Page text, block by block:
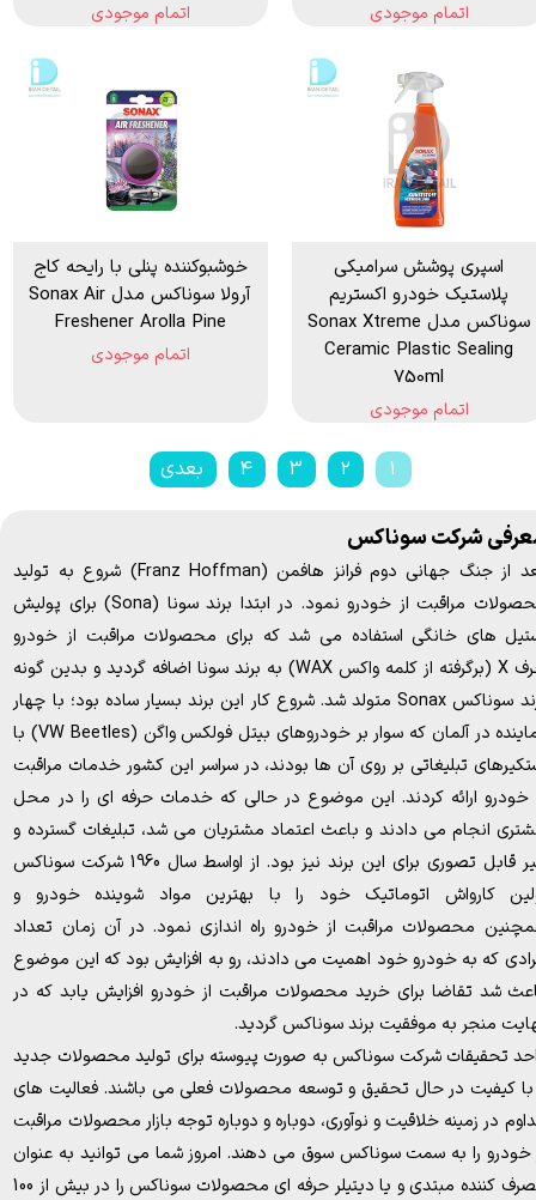
اتمام موجودی اتمام موجودی
اسپری پوشش سرامیکی
پلاستیک خودرو اکستریم
سوناکس مدل Sonax Xtreme
Ceramic Plastic Sealing
750ml
اتمام موجودی
خوشبوكننده پنلی با رایحه کاج
آرولا سوناكس مدل Sonax Air
Freshener Arolla Pine
اتمام موجودی
۱ ۲ ۳ ۴ بعدی
شرکت سوناکس
بعد از جنگ جهانی دوم فرانز هافمن (Franz Hoffman) شروع به تولید
محصولات مراقبت از خودرو نمود. در ابتدا برند سونا (Sona) برای پولیش
های خانگی استفاده می شد که برای محصولات مراقبت از خودرو
حرف X (برگرفته از کلمه واکس WAX) به برند سونا اضافه گردید و بدین گونه
برند سوناکس Sonax متولد شد. شروع کار این برند بسیار ساده بود؛ با چهار
نماینده در آلمان که سوار بر خودروهای بیتل فولکس واگن (VW Beetles) با
تبلیغاتی بر روی آن ها بودند، در سراسر این کشور خدمات مراقبت
خودرو ارائه کردند. این موضوع در حالی که خدمات حرفه ای را در محل
انجام می دادند و باعث اعتماد مشتریان می شد، تبلیغات گسترده و
غیر قابل تصوری برای این برند نیز بود. از اواسط سال 1960 شرکت سوناکس
کارواش اتوماتیک خود را با بهترین مواد شوینده خودرو و
محصولات مراقبت از خودرو راه اندازی نمود. در آن زمان تعداد
که به خودرو خود اهمیت می دادند، رو به افزایش بود که این موضوع
شد تقاضا برای خرید محصولات مراقبت از خودرو افزایش یابد که در
منجر به موفقیت برند سوناکس گردید.
تحقیقات شرکت سوناکس به صورت پیوسته برای تولید محصولات جدید
کیفیت در حال تحقیق و توسعه محصولات فعلی می باشند. فعالیت های
در زمینه خلاقیت و نوآوری، دوباره و دوباره توجه بازار محصولات مراقبت
خودرو را به سمت سوناکس سوق می دهند. امروز شما می توانید به عنوان
مصرف کننده مبتدی و یا دیتیلر حرفه ای محصولات سوناکس را در بیش از 100